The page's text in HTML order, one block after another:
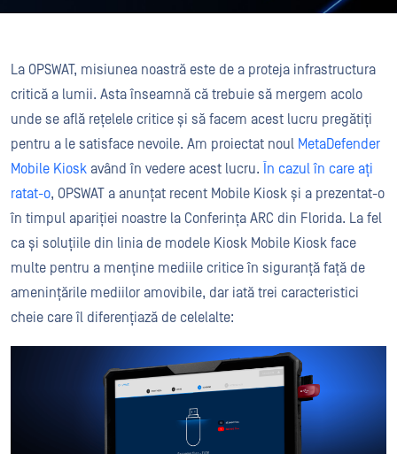
La OPSWAT, misiunea noastră este de a proteja infrastructura
critică a lumii. Asta înseamnă că trebuie să mergem acolo
unde se află rețelele critice și să facem acest lucru pregătiți
pentru a le satisface nevoile. Am proiectat noul MetaDefender
Mobile Kiosk având în vedere acest lucru. În cazul în care ați
ratat-o, OPSWAT a anunțat recent Mobile Kiosk și a prezentat-o
în timpul apariției noastre la Conferința ARC din Florida. La fel
ca și soluțiile din linia de modele Kiosk Mobile Kiosk face
multe pentru a menține mediile critice în siguranță față de
amenințările mediilor amovibile, dar iată trei caracteristici
cheie care îl diferențiază de celelalte: